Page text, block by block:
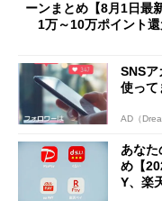
ーンまとめ【8月1日最
1万～10万ポイント還
SNSア
使って
AD（
あなた
め【
Y、楽